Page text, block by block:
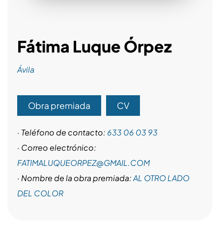
Fátima Luque Órpez
Ávila
Obra premiada CV
· Teléfono de contacto: 633 06 03 93
· Correo electrónico:
FATIMALUQUEORPEZ@GMAIL.COM
· Nombre de la obra premiada:AL OTRO LADO
DEL COLOR